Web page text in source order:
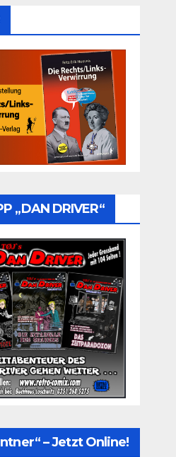
„DAN DRIVER“
– Jetzt Online!